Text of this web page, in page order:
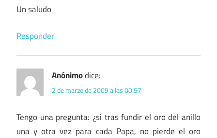
Un saludo
Responder
Anónimodice:
2 de marzo de 2009 a las 00:57
Tengo una pregunta: ¿si tras fundir el oro del anillo
una y otra vez para cada Papa, no pierde el oro